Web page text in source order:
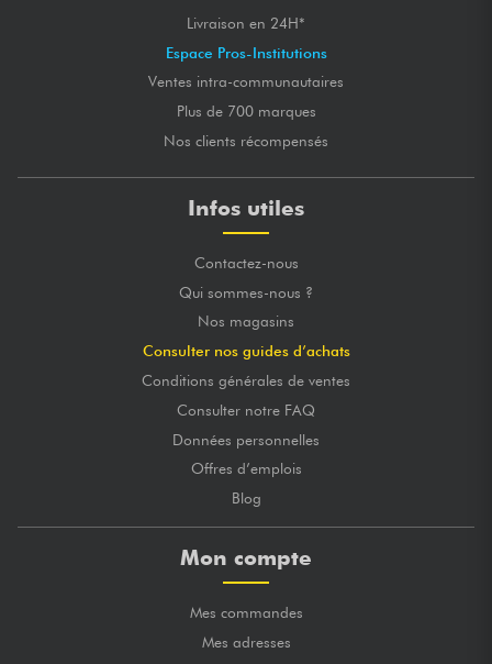
Livraison en 24H*
Espace Pros-Institutions
Ventes intra-communautaires
Plus de 700 marques
Nos clients récompensés
Infos utiles
Contactez-nous
Qui sommes-nous ?
Nos magasins
Consulter nos guides d’achats
Conditions générales de ventes
Consulter notre FAQ
Données personnelles
Offres d’emplois
Blog
Mon compte
Mes commandes
Mes adresses